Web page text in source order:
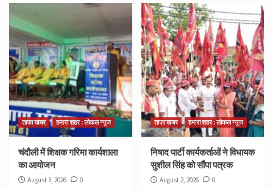
ताज़ा खबर हमारा शहर : लोकल न्यूज
चंदौली में शिक्षक गरिमा कार्यशाला
का आयोजन
August 3, 2026 0
ताज़ा खबर हमारा शहर : लोकल न्यूज
निषाद पार्टी कार्यकर्ताओं ने विधायक
सुशील सिंह को सौंपा पत्रक
August 2, 2026 0